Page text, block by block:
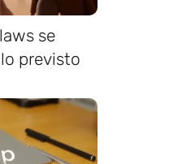
se
previsto